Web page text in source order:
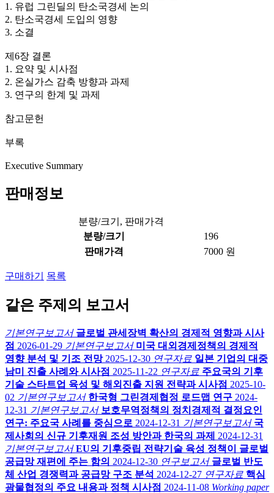
1. 유럽 그린딜의 탄소국경세 논의
2. 탄소국경세 도입의 영향
3. 소결
제6장 결론
1. 요약 및 시사점
2. 온실가스 감축 방향과 과제
3. 연구의 한계 및 과제
참고문헌
부록
Executive Summary
판매정보
분량/크기, 판매가격
분량/크기
196
판매가격
7000 원
구매하기 목록
같은 주제의 보고서
기본연구보고서 글로벌 관세장벽 확산의 경제적 영향과 시사
점 2026-01-29 기본연구보고서 미국 대외경제정책의 경제적
영향 분석 및 기조 전망 2025-12-30 연구자료 일본 기업의 대중
남미 진출 사례와 시사점 2025-11-22 연구자료 주요국의 기후
기술 스타트업 육성 및 해외진출 지원 전략과 시사점 2025-10-
02 기본연구보고서 한국형 그린경제협정 로드맵 연구 2024-
12-31 기본연구보고서 보호무역정책의 정치경제적 결정요인
연구: 주요국 사례를 중심으로 2024-12-31 기본연구보고서 국
제사회의 신규 기후재원 조성 방안과 한국의 과제
2024-12-31
기본연구보고서 EU의 기후중립 전략기술 육성 정책이 글로벌
공급망 재편에 주는 함의 2024-12-30 연구보고서 글로벌 반도
체 산업 경쟁력과 공급망 구조 분석 2024-12-27 연구자료 핵심
광물협정의 주요 내용과 정책 시사점 2024-11-08 Working paper